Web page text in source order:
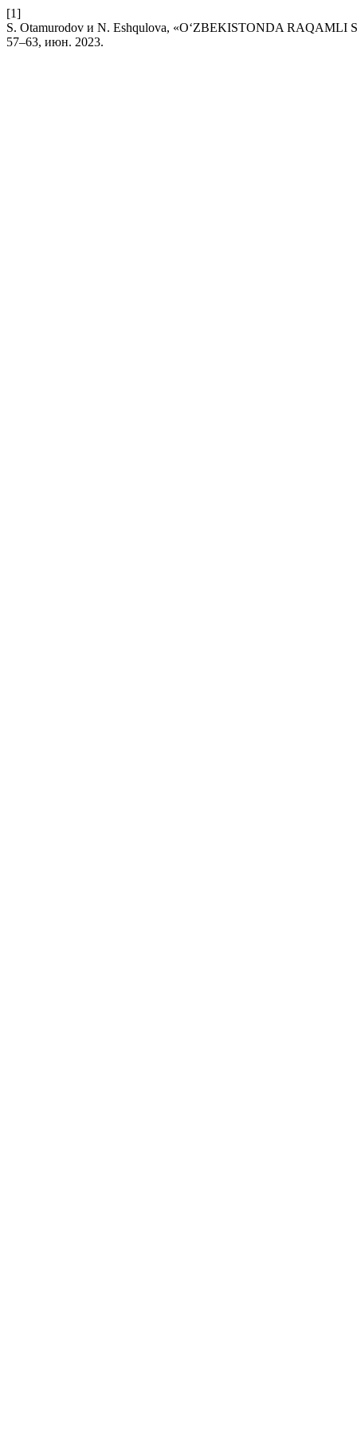
[1]
S. Otamurodov и N. Eshqulova, «O‘ZBEKISTONDA
57–63, июн. 2023.